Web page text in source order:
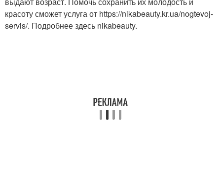
красоту сможет услуга от https://nikabeauty.kr.ua/nogtevoj-
servis/. Подробнее здесь nikabeauty.